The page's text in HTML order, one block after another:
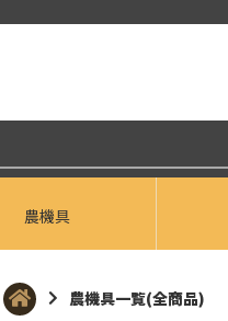
農機具
農機具一覧(全商品)